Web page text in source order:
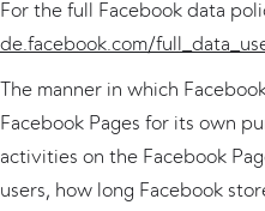
For the full Facebook data
de.facebook.com/
The manner in which
Facebook Pages for its own
activities on the Facebook
users, how long Facebook